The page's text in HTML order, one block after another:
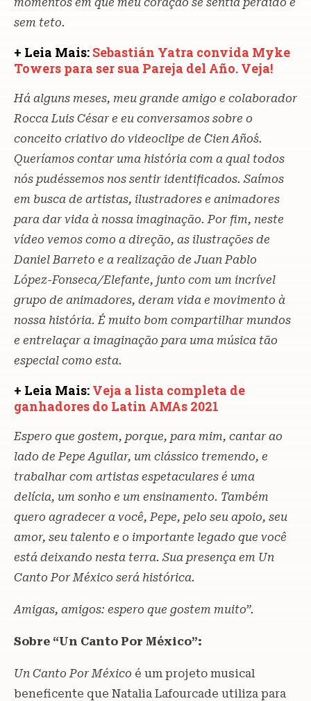
sem teto.
+ Leia Mais: Sebastián Yatra convida Myke
Towers para ser sua Pareja del Año. Veja!
Há alguns meses, meu grande amigo e colaborador
Rocca Luis César e eu conversamos sobre o
conceito criativo do videoclipe de ´Cien Años´.
Queríamos contar uma história com a qual todos
nós pudéssemos nos sentir identificados. Saímos
em busca de artistas, ilustradores e animadores
para dar vida à nossa imaginação. Por fim, neste
vídeo vemos como a direção, as ilustrações de
Daniel Barreto e a realização de Juan Pablo
López-Fonseca/Elefante, junto com um incrível
grupo de animadores, deram vida e movimento à
nossa história. É muito bom compartilhar mundos
e entrelaçar a imaginação para uma música tão
especial como esta.
+ Leia Mais: Veja a lista completa de
ganhadores do Latin AMAs 2021
Espero que gostem, porque, para mim, cantar ao
lado de Pepe Aguilar, um clássico tremendo, e
trabalhar com artistas espetaculares é uma
delícia, um sonho e um ensinamento. Também
quero agradecer a você, Pepe, pelo seu apoio, seu
amor, seu talento e o importante legado que você
está deixando nesta terra. Sua presença em Un
Canto Por México será histórica.
Amigas, amigos: espero que gostem muito”.
Sobre “Un Canto Por México”:
Un Canto Por México é um projeto musical
beneficente que Natalia Lafourcade utiliza para